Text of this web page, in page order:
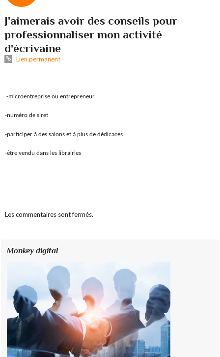
J'aimerais avoir des conseils pour
professionnaliser mon activité
d'écrivaine
Lien permanent
-microentreprise ou entrepreneur
-numéro de siret
-participer à des salons et à plus de dédicaces
-être vendu dans les librairies
Les commentaires sont fermés.
Monkey digital